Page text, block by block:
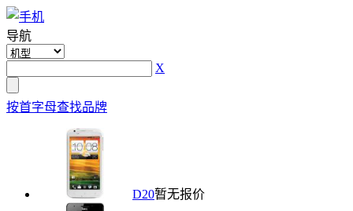
导航
X
按首字母查找品牌
D20暂无报价